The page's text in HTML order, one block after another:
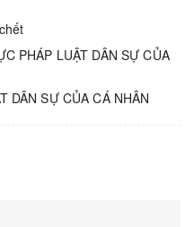
PHÁP LUẬT DÂN SỰ CỦA
DÂN SỰ CỦA CÁ NHÂN